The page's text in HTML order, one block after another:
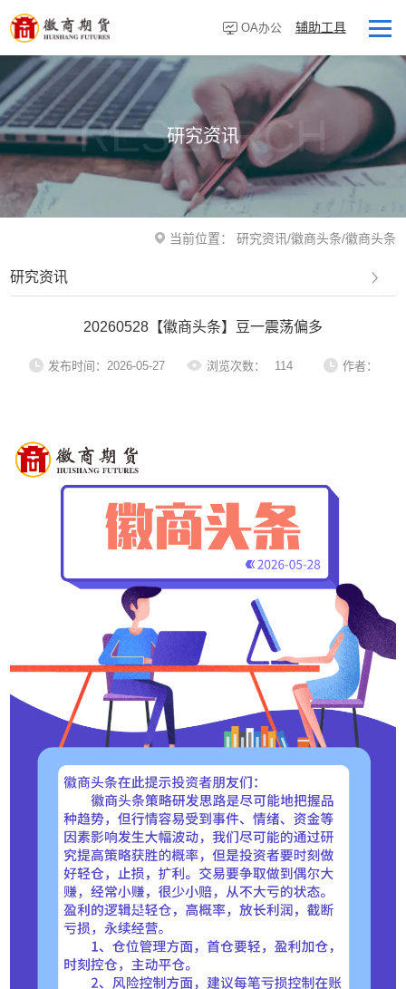
辅助工具
OA办公
首页
走进徽商
客户服务
研究资讯
业务板块
党建专栏
RESEARCH
研究资讯
当前位置： 研究资讯/徽商头条/徽商头条
研究资讯
20260528【徽商头条】豆一震荡偏多
发布时间：2026-05-27 浏览次数： 114 作者：